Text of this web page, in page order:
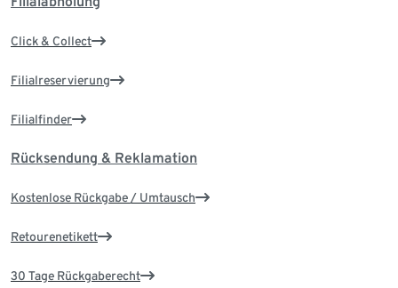
Click & Collect
Filialreservierung
Filialfinder
Rücksendung & Reklamation
Kostenlose Rückgabe / Umtausch
Retourenetikett
30 Tage Rückgaberecht